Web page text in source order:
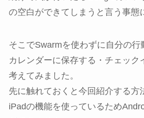
の空白ができてしまうと言う事態
そこでSwarmを使わずに自分の行
カレンダーに保存する・チェック
考えてみました。
先に触れておくと今回紹介する方
iPadの機能を使っているため